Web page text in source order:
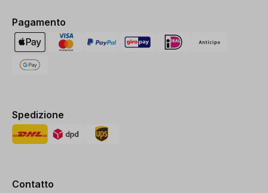
Pagamento
Spedizione
Contatto